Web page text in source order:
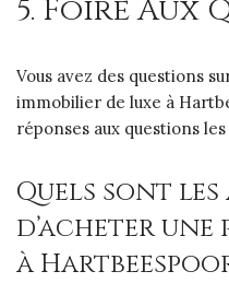
5. Foire Aux
Vous avez des questions
immobilier de luxe à
réponses aux questions
Quels sont les
d’acheter
à